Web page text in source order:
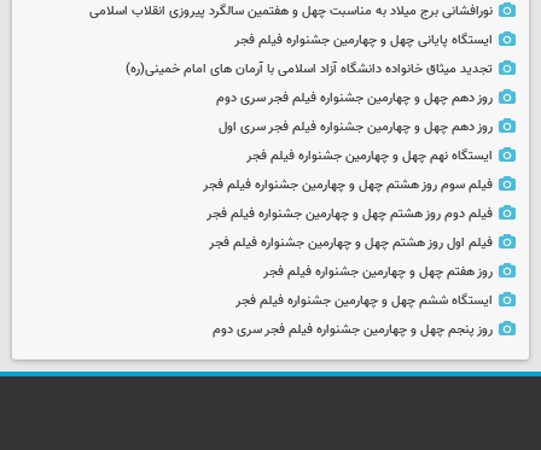
نورافشانی برج میلاد به مناسبت چهل‌ و هفتمین سالگرد پیروزی انقلاب اسلامی
ایستگاه پایانی چهل و چهارمین جشنواره فیلم فجر
تجدید میثاق خانواده دانشگاه آزاد اسلامی با آرمان های امام خمینی(ره)
روز دهم چهل و چهارمین جشنواره فیلم فجر سری دوم
روز دهم چهل و چهارمین جشنواره فیلم فجر سری اول
ایستگاه نهم چهل و چهارمین جشنواره فیلم فجر
فیلم سوم روز هشتم چهل و چهارمین جشنواره فیلم فجر
فیلم دوم روز هشتم چهل و چهارمین جشنواره فیلم فجر
فیلم اول روز هشتم چهل و چهارمین جشنواره فیلم فجر
روز هفتم چهل و چهارمین جشنواره فیلم فجر
ایستگاه ششم چهل و چهارمین جشنواره فیلم فجر
روز پنجم چهل و چهارمین جشنواره فیلم فجر سری دوم